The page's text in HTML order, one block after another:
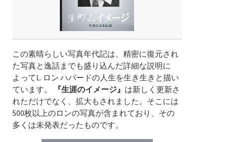
この素晴らしい写真年代記は、精密に復元され
た写真と逸話までも盛り込んだ詳細な説明に
よってL. ロン ハバードの人生を生き生きと描い
ています。
『生涯のイメージ』 は新しく更新さ
れただけでなく、拡大もされました。そこには
500枚以上のロンの写真が含まれており、その
多くは未発表だったものです。